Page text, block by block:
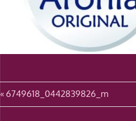
Beitragsnavigation
Vorheriger
Beitrag:
6749618_0442839826_m